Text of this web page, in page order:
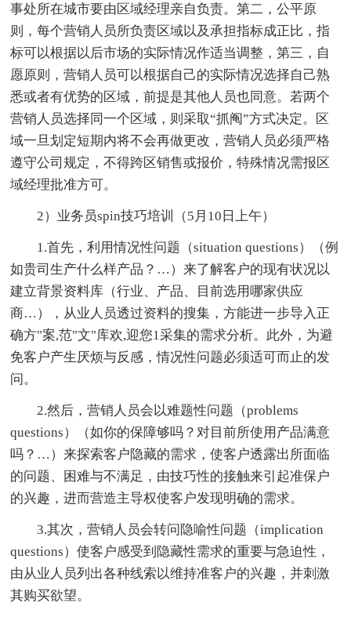
事处所在城市要由区域经理亲自负责。第二，公平原
则，每个营销人员所负责区域以及承担指标成正比，指
标可以根据以后市场的实际情况作适当调整，第三，自
愿原则，营销人员可以根据自己的实际情况选择自己熟
悉或者有优势的区域，前提是其他人员也同意。若两个
营销人员选择同一个区域，则采取“抓阄”方式决定。区
域一旦划定短期内将不会再做更改，营销人员必须严格
遵守公司规定，不得跨区销售或报价，特殊情况需报区
域经理批准方可。
2）业务员spin技巧培训（5月10日上午）
1.首先，利用情况性问题（situation questions）（例
如贵司生产什么样产品？…）来了解客户的现有状况以
建立背景资料库（行业、产品、目前选用哪家供应
商…），从业人员透过资料的搜集，方能进一步导入正
确方"案,范"文"库欢,迎您1采集的需求分析。此外，为避
免客户产生厌烦与反感，情况性问题必须适可而止的发
问。
2.然后，营销人员会以难题性问题（problems
questions）（如你的保障够吗？对目前所使用产品满意
吗？…）来探索客户隐藏的需求，使客户透露出所面临
的问题、困难与不满足，由技巧性的接触来引起准保户
的兴趣，进而营造主导权使客户发现明确的需求。
3.其次，营销人员会转问隐喻性问题（implication
questions）使客户感受到隐藏性需求的重要与急迫性，
由从业人员列出各种线索以维持准客户的兴趣，并刺激
其购买欲望。